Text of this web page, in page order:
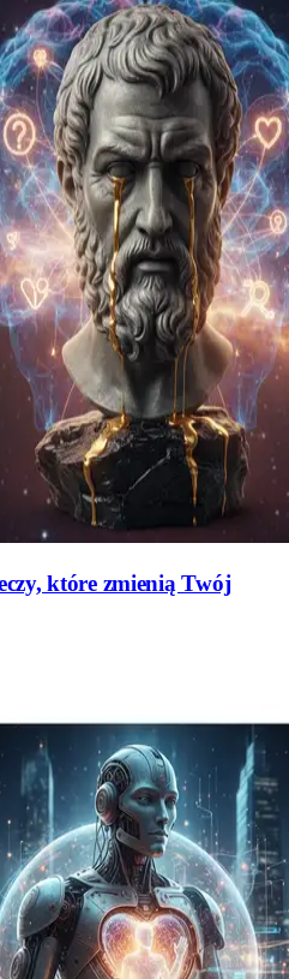
które zmienią Twój